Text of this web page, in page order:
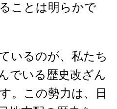
ことは明らかで
いるのが、私たち
でいる歴史改ざん
。この勢力は、日